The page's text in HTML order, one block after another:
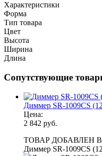
Характеристики
Форма
Тип товара
Цвет
Высота
Ширина
Длина
Сопутствующие
Диммер SR-1009CS
Цена:
2 842 руб.
ТОВАР ДОБАВЛЕН
Диммер SR-1009CS